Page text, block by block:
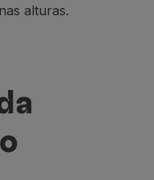
alturas.